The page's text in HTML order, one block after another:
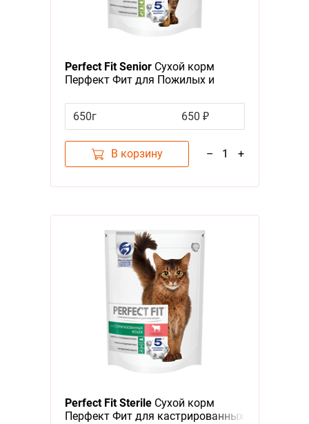
Perfect Fit SeniorСухой корм
Перфект Фит для Пожилых и
лет Курица
650г 650 ₽
В корзину – 1 +
Perfect Fit SterileСухой корм
Перфект Фит для кастрированных